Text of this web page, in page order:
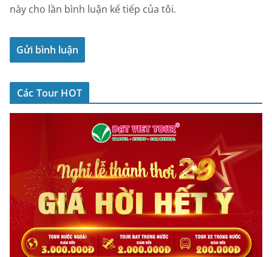
này cho lần bình luận kế tiếp của tôi.
Các Tour HOT